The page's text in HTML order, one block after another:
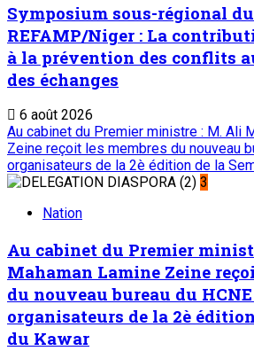
Symposium sous-régional du
REFAMP/Niger : La
à la prévention des conflits
des échanges
6 août 2026
Au cabinet du Premier ministre : M. Ali
Zeine reçoit les membres du nouveau
organisateurs de la 2è édition de la
3
Nation
Au cabinet du Premier
Mahaman Lamine Zeine
du nouveau bureau du
organisateurs de la 2è
du Kawar